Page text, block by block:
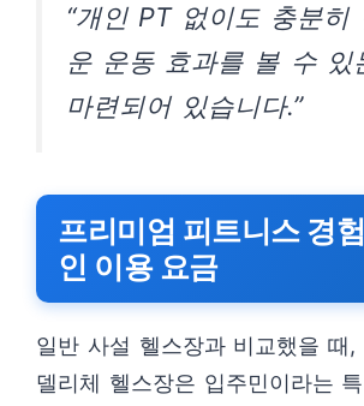
“개인 PT 없이도 충분히
운 운동 효과를 볼 수 있
마련되어 있습니다.”
프리미엄 피트니스 경
인 이용 요금
일반 사설 헬스장과 비교했을 때,
델리체 헬스장은 입주민이라는